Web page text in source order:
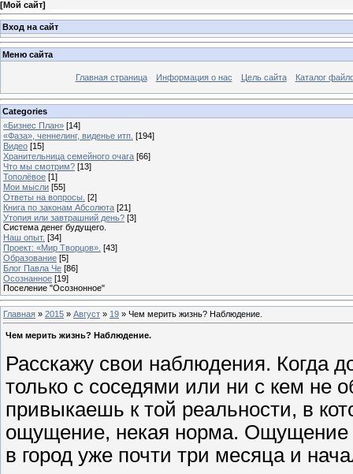
[Мой сайт]
Вход на сайт
Меню сайта
Главная страница Информация о нас Цель сайта Каталог
Categories
«Бизнес План» [14]
«Фаза», ченнелинг, виденье итп. [194]
Видео [15]
Хранительница семейного очага [66]
Что мы смотрим? [13]
Тополёвое [1]
Мои мысли [55]
Ответы на вопросы. [2]
Книга по законам Абсолюта [21]
Утопия или завтрашний день? [3]
Система денег будущего.
Наш опыт. [34]
Проект: «Мир Творцов». [43]
Образование [5]
Блог Павла Че [86]
Осознанное [19]
Поселение "Осознонное"
Главная » 2015 » Август » 19 » Чем мерить жизнь? Наблюдение.
Чем мерить жизнь? Наблюдение.
Расскажу свои наблюдения. Когда
только с соседями или ни с кем не
привыкаешь к той реальности, в
ощущение, некая норма. Ощущение
в город уже почти три месяца и